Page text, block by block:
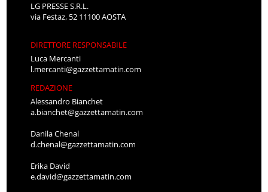
LG PRESSE S.R.L.
via Festaz, 52 11100 AOSTA
DIRETTORE RESPONSABILE
Luca Mercanti
l.mercanti@gazzettamatin.com
REDAZIONE
Alessandro Bianchet
a.bianchet@gazzettamatin.com
Danila Chenal
d.chenal@gazzettamatin.com
Erika David
e.david@gazzettamatin.com